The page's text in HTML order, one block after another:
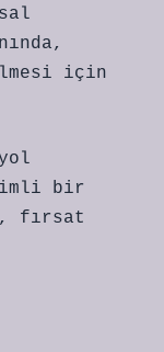
için
bir
fırsat